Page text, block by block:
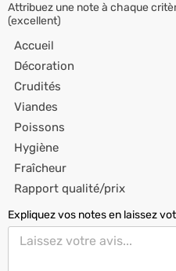
Attribuez une note à chaque
(excellent)
Accueil
Décoration
Crudités
Viandes
Poissons
Hygiène
Fraîcheur
Rapport qualité/prix
Expliquez vos notes en laissez